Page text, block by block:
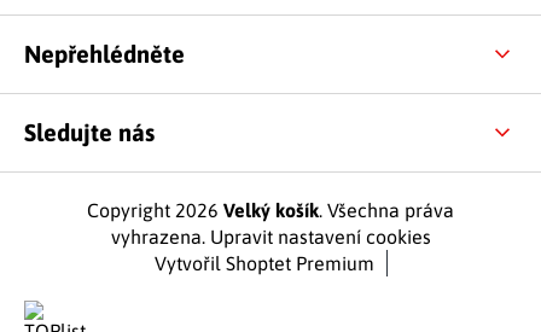
Nepřehlédněte
Sledujte nás
Vytvořil Shoptet Premium
Copyright 2026 Velký košík. Všechna práva
vyhrazena. Upravit nastavení cookies